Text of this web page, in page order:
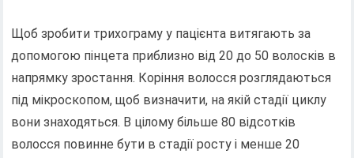
Щоб зробити трихограму у пацієнта витягають за
допомогою пінцета приблизно від 20 до 50 волосків в
напрямку зростання. Коріння волосся розглядаються
під мікроскопом, щоб визначити, на якій стадії циклу
вони знаходяться. В цілому більше 80 відсотків
волосся повинне бути в стадії росту і менше 20